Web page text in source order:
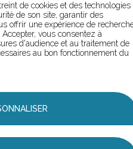
de cookies et des technologies
de son site, garantir des
offrir une expérience de
vous consentez à
d'audience et au traitement de
au bon fonctionnement du